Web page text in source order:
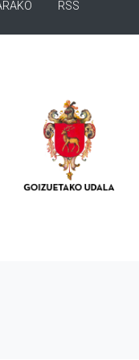
RSS